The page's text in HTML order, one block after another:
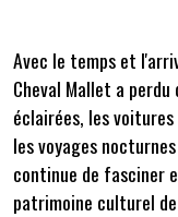
Avec le temps et
Cheval Mallet a
éclairées, les
les voyages
continue de fasciner
patrimoine culturel